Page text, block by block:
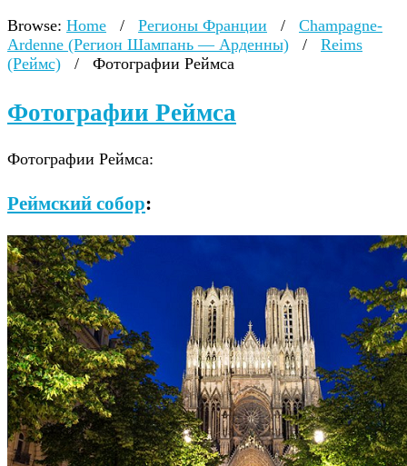
Browse: Home / Регионы Франции /
Champagne-
Ardenne (Регион Шампань — Арденны)
/
Reims
(Реймс)
/ Фотографии Реймса
Фотографии Реймса
Фотографии Реймса:
Реймский собор: